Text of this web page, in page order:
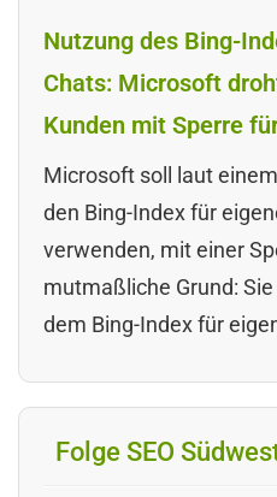
Nutzung des Bing-
Chats: Microsoft
Kunden mit Sperre
Microsoft soll laut
den Bing-Index für
verwenden, mit einer
mutmaßliche Grund:
dem Bing-Index für
Folge SEO